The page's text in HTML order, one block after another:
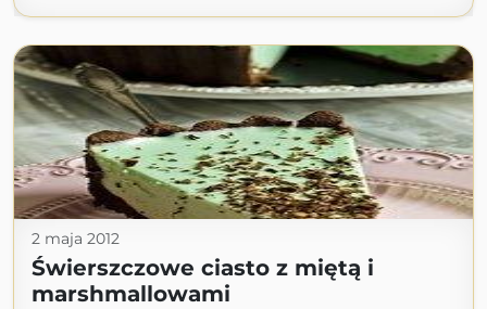
2 maja 2012
Świerszczowe ciasto z miętą i
marshmallowami